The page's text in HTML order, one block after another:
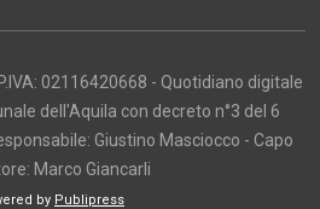
02116420668 - Quotidiano digitale
dell'Aquila con decreto n°3 del 6
Giustino Masciocco - Capo
Marco Giancarli
by Publipress